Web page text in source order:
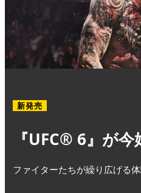
新発売
『UFC® 6』が今
ファイターたちが繰り広げる体